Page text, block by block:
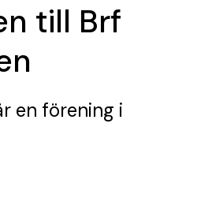
till Brf
en förening i